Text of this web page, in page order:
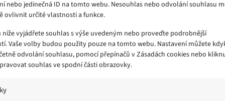
nebo jedinečná ID na tomto webu. Nesouhlas nebo odvolání souhlasu
ovlivnit určité vlastnosti a funkce.
vyjádřete souhlas s výše uvedeným nebo proveďte podrobnější
Vaše volby budou použity pouze na tomto webu. Nastavení můžete
odvolání souhlasu, pomocí přepínačů v Zásadách cookies nebo
souhlas ve spodní části obrazovky.